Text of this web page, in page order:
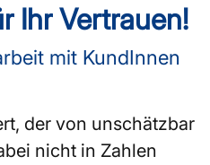
Ihr Vertrauen!
mit KundInnen
der von unschätzbar
nicht in Zahlen